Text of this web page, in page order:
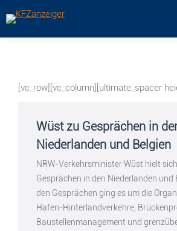
[vc_row][vc_column][ultimate_spacer
Wüst zu Gesprächen in
Niederlanden und Belgien
NRW-Verkehrsminister Wüst hielt
Gesprächen in den Niederlanden und
den Gesprächen ging es um die
Hafen-Hinterlandverkehre,
Baustellenmanagement und